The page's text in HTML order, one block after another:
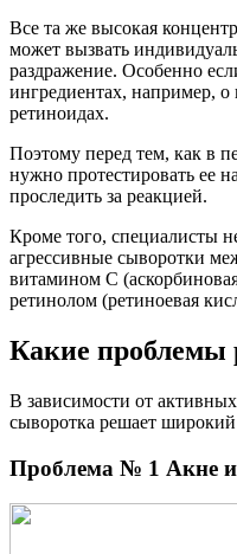
Все та же высокая
может вызвать
раздражение. Особенно
ингредиентах, например, о
ретиноидах.
Поэтому перед тем, как в
нужно протестировать ее
проследить за реакцией.
Кроме того, специалисты
агрессивные сыворотки
витамином С
ретинолом (ретиноевая
Какие проблемы
В зависимости от
сыворотка решает
Проблема № 1 Акне